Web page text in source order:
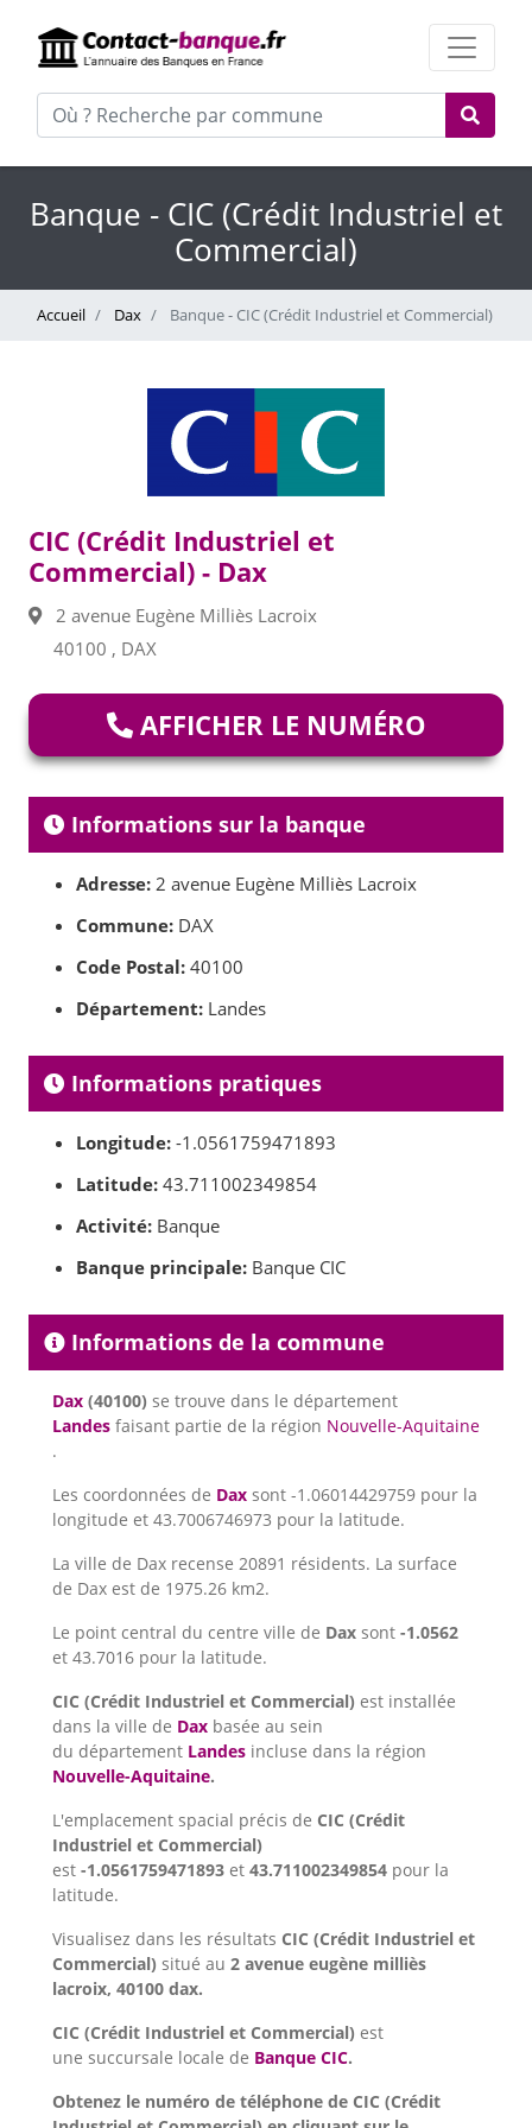
Banque - CIC (Crédit Industriel et
Commercial)
Accueil Dax Banque - CIC (Crédit Industriel et Commercial)
CIC (Crédit Industriel et
Commercial) - Dax
2 avenue Eugène Milliès Lacroix
40100 , DAX
AFFICHER LE NUMÉRO
Informations sur la banque
Adresse: 2 avenue Eugène Milliès Lacroix
Commune: DAX
Code Postal: 40100
Département: Landes
Informations pratiques
Longitude: -1.0561759471893
Latitude: 43.711002349854
Activité: Banque
Banque principale: Banque CIC
Informations de la commune
Dax (40100) se trouve dans le département
Landes faisant partie de la région Nouvelle-Aquitaine
.
Les coordonnées de Dax sont -1.06014429759 pour la
longitude et 43.7006746973 pour la latitude.
La ville de Dax recense 20891 résidents. La surface
de Dax est de 1975.26 km2.
Le point central du centre ville de Dax sont -1.0562
et 43.7016 pour la latitude.
CIC (Crédit Industriel et Commercial) est installée
dans la ville de Dax basée au sein
du département Landes incluse dans la région
Nouvelle-Aquitaine.
L'emplacement spacial précis de CIC (Crédit
Industriel et Commercial)
est -1.0561759471893 et 43.711002349854 pour la
latitude.
Visualisez dans les résultats CIC (Crédit Industriel et
Commercial) situé au 2 avenue eugène milliès
lacroix, 40100 dax.
CIC (Crédit Industriel et Commercial) est
une succursale locale de Banque CIC.
Obtenez le numéro de téléphone de CIC (Crédit